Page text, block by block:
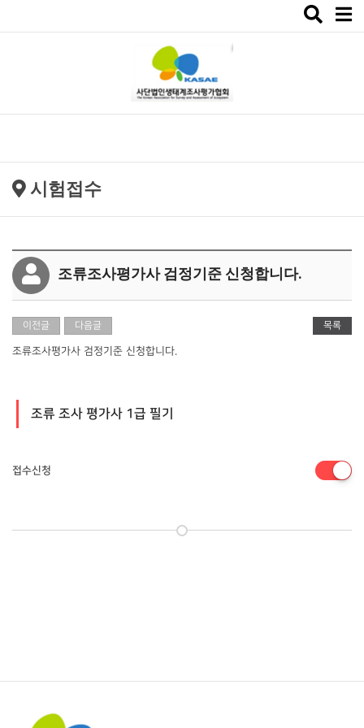
Toggle
시험접수
조류조사평가사 검정기준 신청합니다.
이전글 다음글 목록
조류조사평가사 검정기준 신청합니다.
조류 조사 평가사 1급 필기
접수신청